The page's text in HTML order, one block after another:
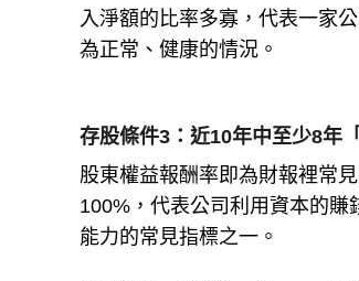
入淨額的比率多寡，代表一家
為正常、健康的情況。
存股條件3：近10年中至少8年
股東權益報酬率即為財報裡常
100%，代表公司利用資本的賺
能力的常見指標之一。